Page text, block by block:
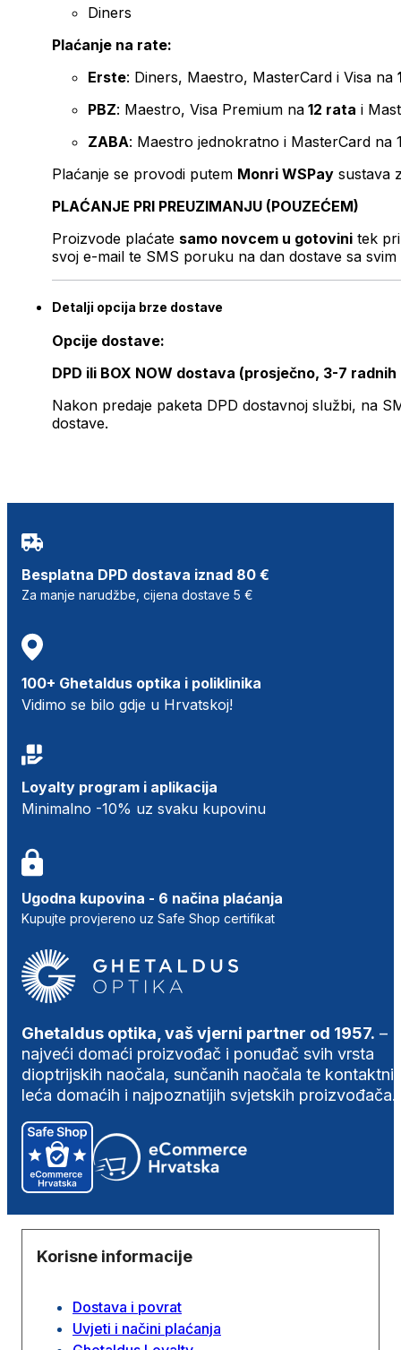
Diners
Plaćanje na rate:
Erste: Diners, Maestro, MasterCard i Visa na
PBZ: Maestro, Visa Premium na 12 rata i
ZABA: Maestro jednokratno i MasterCard na
Plaćanje se provodi putem Monri WSPay sustava
PLAĆANJE PRI PREUZIMANJU (POUZEĆEM)
Proizvode plaćate samo novcem u gotovini tek
svoj e-mail te SMS poruku na dan dostave sa svim
Detalji opcija brze dostave
Opcije dostave:
DPD ili BOX NOW dostava (prosječno, 3-7 radnih
Nakon predaje paketa DPD dostavnoj službi, na
dostave.
Besplatna DPD dostava iznad 80 €
Za manje narudžbe, cijena dostave 5 €
100+ Ghetaldus optika i poliklinika
Vidimo se bilo gdje u Hrvatskoj!
Loyalty program i aplikacija
Minimalno -10% uz svaku kupovinu
Ugodna kupovina - 6 načina plaćanja
Kupujte provjereno uz Safe Shop certifikat
Ghetaldus optika, vaš vjerni partner od 1957. –
najveći domaći proizvođač i ponuđač svih vrsta
dioptrijskih naočala, sunčanih naočala te
leća domaćih i najpoznatijih svjetskih proizvođača.
Korisne informacije
Dostava i povrat
Uvjeti i načini plaćanja